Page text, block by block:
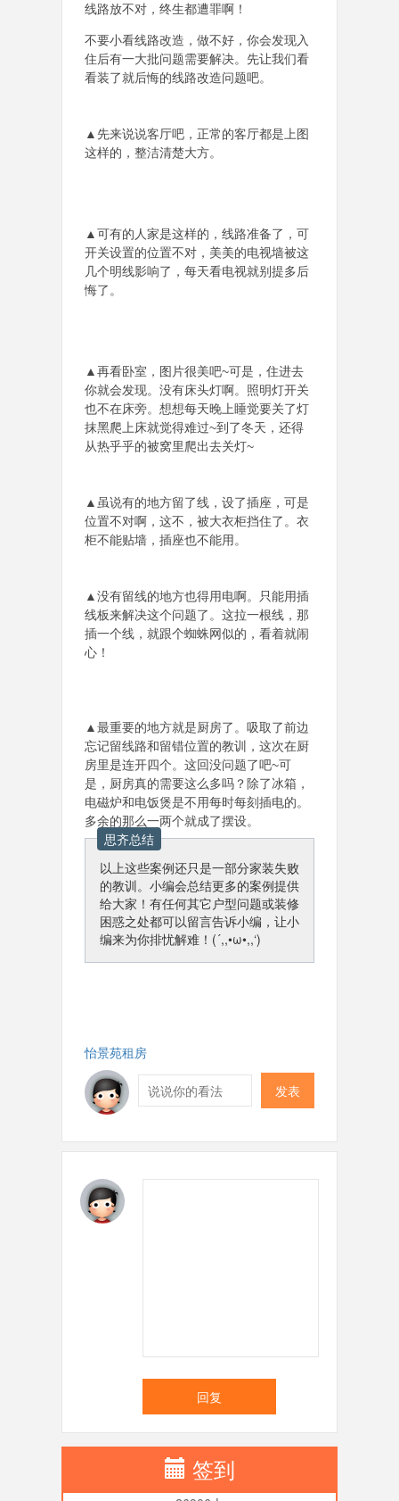
线路放不对，终生都遭罪啊！
不要小看线路改造，做不好，你会发现入
住后有一大批问题需要解决。先让我们看
看装了就后悔的线路改造问题吧。
▲先来说说客厅吧，正常的客厅都是上图
这样的，整洁清楚大方。
▲可有的人家是这样的，线路准备了，可
开关设置的位置不对，美美的电视墙被这
几个明线影响了，每天看电视就别提多后
悔了。
▲再看卧室，图片很美吧~可是，住进去
你就会发现。没有床头灯啊。照明灯开关
也不在床旁。想想每天晚上睡觉要关了灯
抹黑爬上床就觉得难过~到了冬天，还得
从热乎乎的被窝里爬出去关灯~
▲虽说有的地方留了线，设了插座，可是
位置不对啊，这不，被大衣柜挡住了。衣
柜不能贴墙，插座也不能用。
▲没有留线的地方也得用电啊。只能用插
线板来解决这个问题了。这拉一根线，那
插一个线，就跟个蜘蛛网似的，看着就闹
心！
▲最重要的地方就是厨房了。吸取了前边
忘记留线路和留错位置的教训，这次在厨
房里是连开四个。这回没问题了吧~可
是，厨房真的需要这么多吗？除了冰箱，
电磁炉和电饭煲是不用每时每刻插电的。
多余的那么一两个就成了摆设。
思齐总结
以上这些案例还只是一部分家装失败
的教训。小编会总结更多的案例提供
给大家！有任何其它户型问题或装修
困惑之处都可以留言告诉小编，让小
编来为你排忧解难！(´,,•ω•,,‘)
怡景苑租房
发表
回复
签到